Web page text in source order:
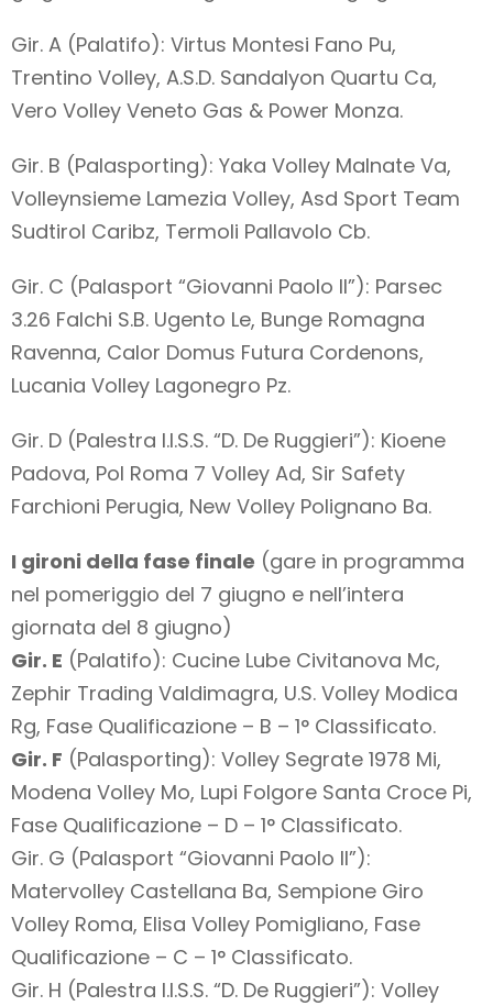
Gir. A (Palatifo): Virtus Montesi Fano Pu,
Trentino Volley, A.S.D. Sandalyon Quartu Ca,
Vero Volley Veneto Gas & Power Monza.
Gir. B (Palasporting): Yaka Volley Malnate Va,
Volleynsieme Lamezia Volley, Asd Sport Team
Sudtirol Caribz, Termoli Pallavolo Cb.
Gir. C (Palasport “Giovanni Paolo II”): Parsec
3.26 Falchi S.B. Ugento Le, Bunge Romagna
Ravenna, Calor Domus Futura Cordenons,
Lucania Volley Lagonegro Pz.
Gir. D (Palestra I.I.S.S. “D. De Ruggieri”): Kioene
Padova, Pol Roma 7 Volley Ad, Sir Safety
Farchioni Perugia, New Volley Polignano Ba.
I gironi della fase finale (gare in programma
nel pomeriggio del 7 giugno e nell’intera
giornata del 8 giugno)
Gir. E (Palatifo): Cucine Lube Civitanova Mc,
Zephir Trading Valdimagra, U.S. Volley Modica
Rg, Fase Qualificazione – B – 1° Classificato.
Gir. F (Palasporting): Volley Segrate 1978 Mi,
Modena Volley Mo, Lupi Folgore Santa Croce Pi,
Fase Qualificazione – D – 1° Classificato.
Gir. G (Palasport “Giovanni Paolo II”):
Matervolley Castellana Ba, Sempione Giro
Volley Roma, Elisa Volley Pomigliano, Fase
Qualificazione – C – 1° Classificato.
Gir. H (Palestra I.I.S.S. “D. De Ruggieri”): Volley